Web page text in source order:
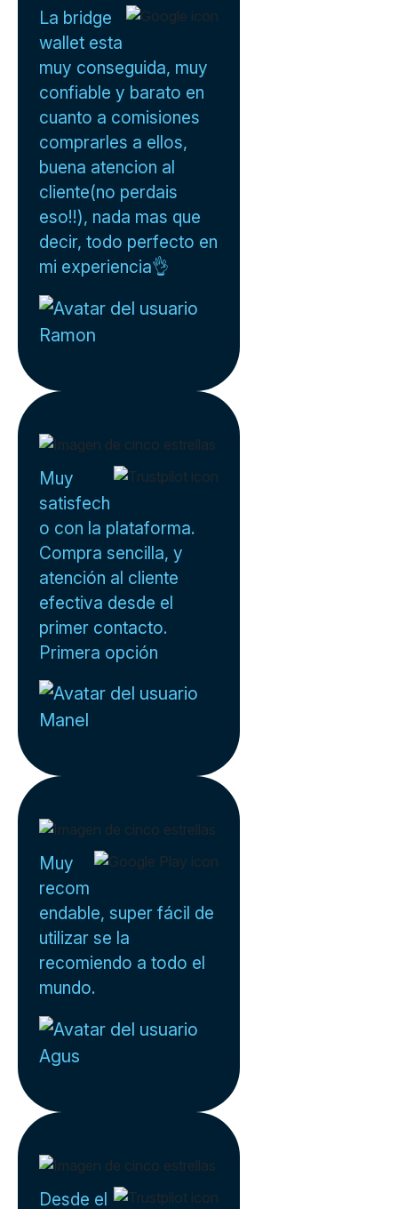
La bridge
wallet esta
muy conseguida, muy
confiable y barato en
cuanto a comisiones
comprarles a ellos,
buena atencion al
cliente(no perdais
eso!!), nada mas que
decir, todo perfecto en
mi experiencia👌
Ramon
Muy
satisfech
o con la plataforma.
Compra sencilla, y
atención al cliente
efectiva desde el
primer contacto.
Primera opción
Manel
Muy
recom
endable, super fácil de
utilizar se la
recomiendo a todo el
mundo.
Agus
Desde el